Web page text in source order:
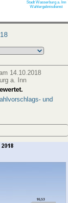
Stadt Wasserburg a. Inn
Wahlergebnisdienst
14.10.2018
a. Inn
und